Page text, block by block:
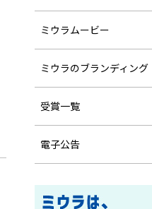
ミウラムービー
ミウラのブランディング
受賞一覧
電子公告